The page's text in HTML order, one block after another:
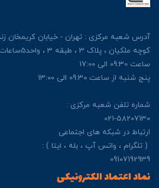
آدرس شعبه مرکزی : تهران - خیابان کریمخان
کوچه
ساعت 09:30 الی 17:00
پنج شنبه از ساعت 09:30 الی 13:00
شماره تلفن شعبه مرکزی :
021-58207130
ارتباط در شبکه های اجتماعی
( تلگرام ، واتس آپ ، بله ، ایتا ) :
09107192939
نماد اعتماد الکترونیکی